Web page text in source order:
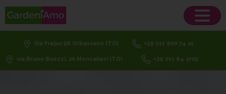
Via Frejus 56 Orbassano (TO) +39 011 900 74 21
via Bruno Buozzi, 20 Moncalieri (TO) +39 011 64 2705